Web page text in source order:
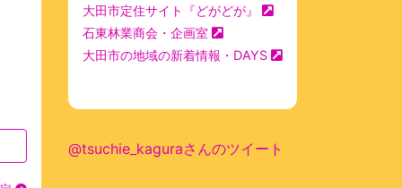
大田市定住サイト『どがどが』
石東林業商会・企画室
大田市の地域の新着情報・DAYS
@tsuchie_kaguraさんのツイート